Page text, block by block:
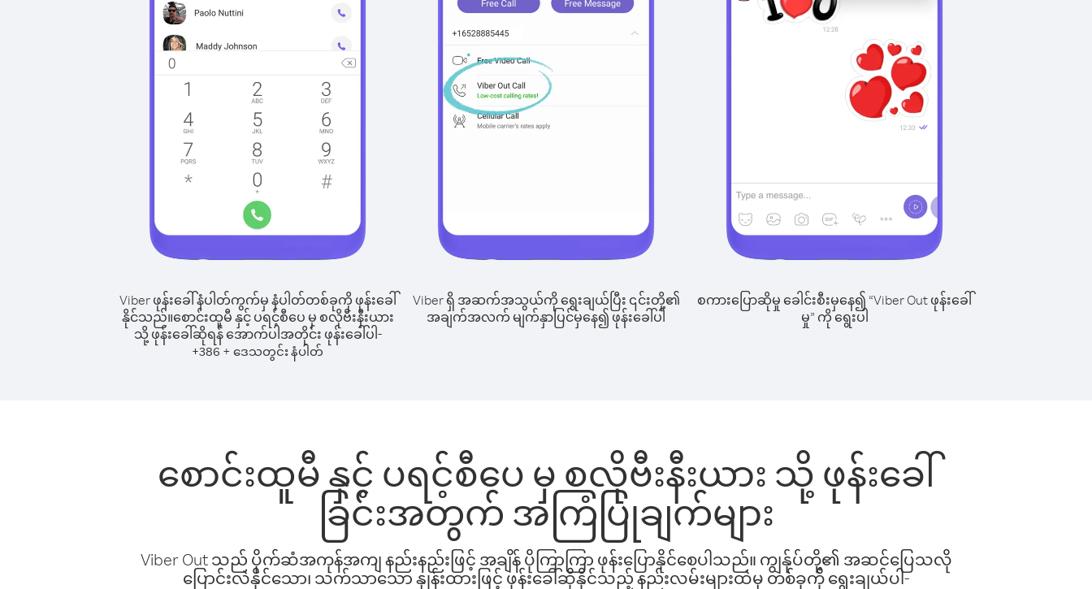
Viber ဖုန်းခေါ်နံပါတ်ကွက်မှ နံပါတ်တစ်ခုကို ဖုန်းခေါ်
နိုင်သည်။စောင်းထူမီ နှင့် ပရင့်စီပေ မှ စလိုဗီးနီးယား
သို့ ဖုန်းခေါ်ဆိုရန် အောက်ပါအတိုင်း ဖုန်းခေါ်ပါ-
+386 + ဒေသတွင်း နံပါတ်
Viber ရှိ အဆက်အသွယ်ကို ရွေးချယ်ပြီး ၎င်းတို့၏
အချက်အလက် မျက်နှာပြင်မှနေ၍ ဖုန်းခေါ်ပါ
စကားပြောဆိုမှု ခေါင်းစီးမှနေ၍ “Viber Out ဖုန်းခေါ်
မှု” ကို ရွေးပါ
စောင်းထူမီ နှင့် ပရင့်စီပေ မှ စလိုဗီးနီးယား သို့ ဖုန်းခေါ်
ခြင်းအတွက် အကြံပြုချက်များ
Viber Out သည် ပိုက်ဆံအကုန်အကျ နည်းနည်းဖြင့် အချိန် ပိုကြာကြာ ဖုန်းပြောနိုင်စေပါသည်။ ကျွန်ုပ်တို့၏ အဆင်ပြေသလို
ပြောင်းလဲနိုင်သော၊ သက်သာသော နှုန်းထားဖြင့် ဖုန်းခေါ်ဆိုနိုင်သည့် နည်းလမ်းများထဲမှ တစ်ခုကို ရွေးချယ်ပါ-